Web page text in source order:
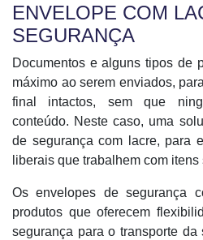
ENVELOPE COM
SEGURANÇA
Documentos e alguns tipos de
máximo ao serem enviados,
final intactos, sem que
conteúdo. Neste caso, uma
de segurança com lacre, para
liberais que trabalhem com
Os envelopes de segurança
produtos que oferecem
segurança para o transporte